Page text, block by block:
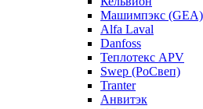
Машимпэкс (GEA)
Alfa Laval
Danfoss
Теплотекс APV
Swep (РоСвеп)
Tranter
Анвитэк